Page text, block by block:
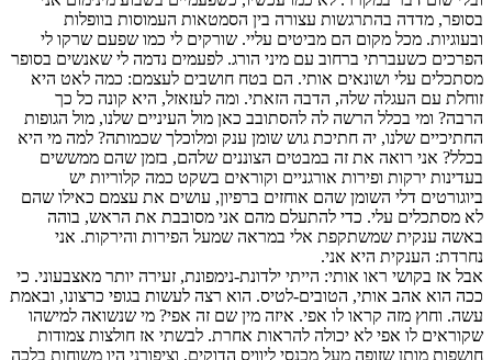
בסופר, מדדה בהתרגשות עצורה בין הסמטאות העמוסות בוופלות
ובעוגיות. מכל מקום הם מביטים עליי. שורקים לי כמו שפעם שרקו לי
הפרכים כשעברתי ברחוב עם מיני הורג. לפעמים נדמה לי שאנשים בסופר
מסתכלים עלי ושונאים אותי. הם בטח חושבים לעצמם: כמה לאט היא
זוחלת עם העגלה שלה, הדבה הזאתי. ומה לעזאזל, היא קונה כל כך
הרבה? ומי בכלל הרשה לה להסתובב כאן מול העיניים שלנו, מול הגופות
החתיכיים שלנו, יה חתיכת גוש שומן ענק ומלוכלך שכמותה? למה מי היא
בכלל? אני רואה את זה במבטים הצוננים שלהם, בזמן שהם ממששים
בעדינות ירקות ופירות אורגניים וקוראים בשקט כמה קלוריות יש
ביוגורטים דלי השומן שהם אוחזים ברפיון, עושים את עצמם כאילו שהם
לא מסתכלים עלי. כדי להתעלם מהם אני מסובבת את הראש, בוהה
באשה ענקית שמשתקפת אלי במראה שמעל הפירות והירקות. אני
נחרדת: הענקית היא אני.
אבל אז בקושי ראו אותי: הייתי ילדונת-נימפונת, זעירה יותר מאצבעוני. כי
ככה הוא אהב אותי, הטובים-לטיס. הוא רצה לעשות בגופי כרצונו, ובאמת
עשה. וחוץ מזה קראו לו אפי. איזה מין שם זה אפי? מי שנשואה למישהו
שקוראים לו אפי לא יכולה להראות אחרת. לבשתי אז חולצות צמודות
חושפות מותן שזופה מעל מכנסי ליוויס הדוקים, וציפורני היו משוחות בלכה